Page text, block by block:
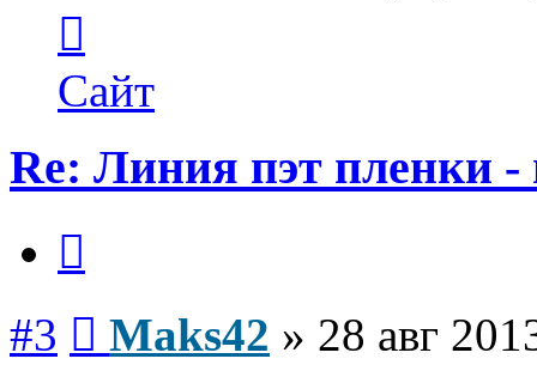
пользователя
Maks42
Сайт
Re: Линия пэт пленки -
#3 Maks42 » 28 авг